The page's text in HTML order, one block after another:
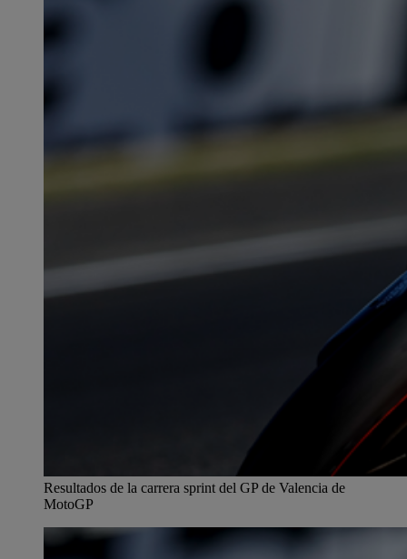
Resultados de la carrera sprint del GP de Valencia de
MotoGP